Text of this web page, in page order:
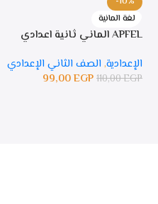
لغة المانية
APFEL الماني ثانية اعدادي
الإعدادية, الصف الثاني الإعدادي
110,00EGP
99,00EGP